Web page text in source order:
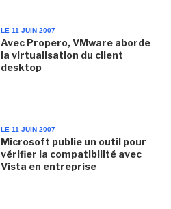
LE 11 JUIN 2007
Avec Propero, VMware aborde
la virtualisation du client
desktop
LE 11 JUIN 2007
Microsoft publie un outil pour
vérifier la compatibilité avec
Vista en entreprise